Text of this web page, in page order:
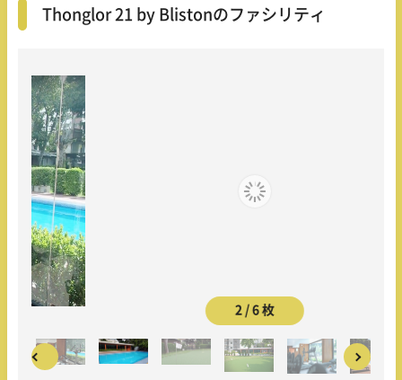
Thonglor 21 by Blistonのファシリティ
2 / 6 枚